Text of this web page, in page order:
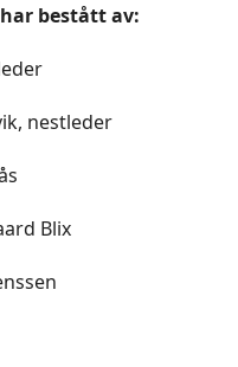
bestått av:
nestleder
Blix